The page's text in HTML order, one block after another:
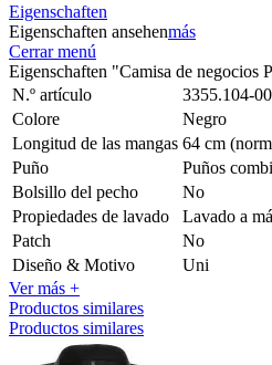
Eigenschaften
Eigenschaften ansehenmás
Cerrar menú
Eigenschaften "Camisa de negocios
N.º artículo
3355.104-
Colore
Negro
Longitud de las mangas 64 cm
Puño
Puños
Bolsillo del pecho
No
Propiedades de lavado
Lavado a
Patch
No
Diseño & Motivo
Uni
Ver más +
Productos similares
Productos similares